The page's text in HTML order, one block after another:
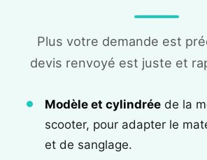
Plus votre demande est
devis renvoyé est juste et
Modèle et cylindrée de la
scooter, pour adapter le
et de sanglage.